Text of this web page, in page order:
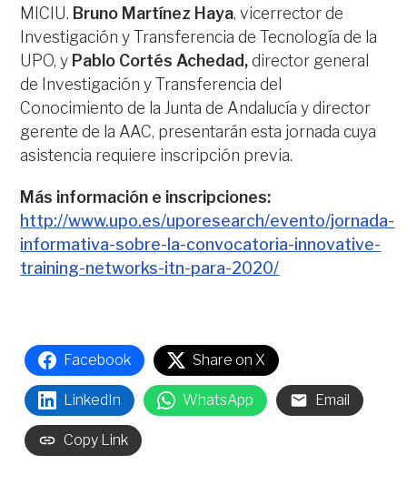
MICIU. Bruno Martínez Haya, vicerrector de
Investigación y Transferencia de Tecnología de la
UPO, y Pablo Cortés Achedad,director general
de Investigación y Transferencia del
Conocimiento de la Junta de Andalucía y director
gerente de la AAC, presentarán esta jornada cuya
asistencia requiere inscripción previa.
Más información e inscripciones:
http://www.upo.es/uporesearch/evento/jornada-
informativa-sobre-la-convocatoria-innovative-
training-networks-itn-para-2020/
Facebook Share on X
LinkedIn WhatsApp Email
Copy Link